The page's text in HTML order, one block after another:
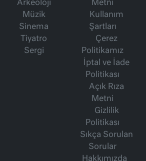
Arkeoloji
Müzik
Sinema
Tiyatro
Sergi
Metni
Kullanım
Şartları
Çerez
Politikamız
İptal ve İade
Politikası
Açık Rıza
Metni
Gizlilik
Politikası
Sıkça Sorulan
Sorular
Hakkımızda